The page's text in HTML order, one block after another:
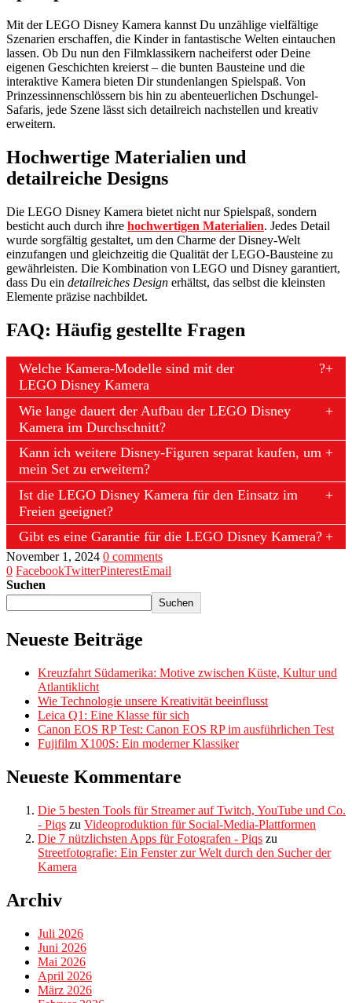
Mit der LEGO Disney Kamera kannst Du unzählige vielfältige
Szenarien erschaffen, die Kinder in fantastische Welten eintauchen
lassen. Ob Du nun den Filmklassikern nacheiferst oder Deine
eigenen Geschichten kreierst – die bunten Bausteine und die
interaktive Kamera bieten Dir stundenlangen Spielspaß. Von
Prinzessinnenschlössern bis hin zu abenteuerlichen Dschungel-
Safaris, jede Szene lässt sich detailreich nachstellen und kreativ
erweitern.
Hochwertige Materialien und
detailreiche Designs
Die LEGO Disney Kamera bietet nicht nur Spielspaß, sondern
besticht auch durch ihre hochwertigen Materialien. Jedes Detail
wurde sorgfältig gestaltet, um den Charme der Disney-Welt
einzufangen und gleichzeitig die Qualität der LEGO-Bausteine zu
gewährleisten. Die Kombination von LEGO und Disney garantiert,
dass Du ein detailreiches Design erhältst, das selbst die kleinsten
Elemente präzise nachbildet.
FAQ: Häufig gestellte Fragen
Welche Kamera-Modelle sind mit der
LEGO Disney Kamera
?
Wie lange dauert der Aufbau der LEGO Disney
Kamera im Durchschnitt?
Kann ich weitere Disney-Figuren separat kaufen, um
mein Set zu erweitern?
Ist die LEGO Disney Kamera für den Einsatz im
Freien geeignet?
Gibt es eine Garantie für die LEGO Disney Kamera?
November 1, 2024 0 comments
0 FacebookTwitterPinterestEmail
Suchen
Suchen
Neueste Beiträge
Kreuzfahrt Südamerika: Motive zwischen Küste, Kultur und
Atlantiklicht
Wie Technologie unsere Kreativität beeinflusst
Leica Q1: Eine Klasse für sich
Canon EOS RP Test: Canon EOS RP im ausführlichen Test
Fujifilm X100S: Ein moderner Klassiker
Neueste Kommentare
Die 5 besten Tools für Streamer auf Twitch, YouTube und Co.
- Piqs zu Videoproduktion für Social-Media-Plattformen
Die 7 nützlichsten Apps für Fotografen - Piqs zu
Streetfotografie: Ein Fenster zur Welt durch den Sucher der
Kamera
Archiv
Juli 2026
Juni 2026
Mai 2026
April 2026
März 2026